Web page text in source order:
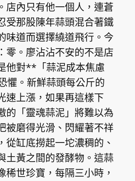
店內只有他一個人，連蒼
受那股陳年蒜頭混合著鐵
味道而選擇繞道飛行。今
零。廖沾沾不安的不是店
他對**「蒜泥成本焦慮
懼。新鮮蒜頭每公斤的
速上漲，如果再這樣下
的「靈魂蒜泥」將難以為
被磨得光滑、閃耀著不祥
從缸底撈起一坨濃稠的、
土黃之間的發酵物。這蒜
稀世珍寶，每隔三小時，